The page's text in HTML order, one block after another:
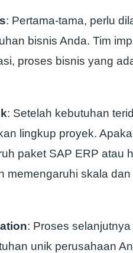
: Pertama-tama, perlu
bisnis Anda. Tim
proses bisnis yang
: Setelah kebutuhan
lingkup proyek.
paket SAP ERP atau
memengaruhi skala
: Proses
unik perusahaan